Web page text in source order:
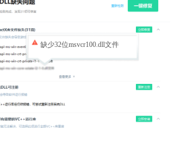
缺少32位msvcr100.dll文件